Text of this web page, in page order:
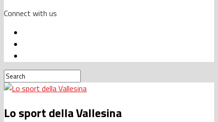
Connect with us
Lo sport della Vallesina